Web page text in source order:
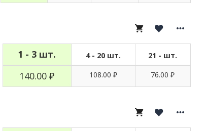
1 - 3 шт. 4 - 20 шт. 21 - шт.
140.00 ₽ 108.00 ₽ 76.00 ₽